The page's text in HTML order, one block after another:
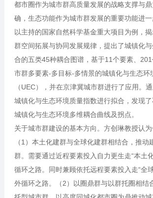
都市圈作为城市群高质量发展的战略支撑与
确，生态功能作为城市群发展的重要功能进
以主持的国家自然科学基金重大项目为例，
群空间拓展与协同发展规律，提出了城镇化
合的五类45种耦合图谱，基于11个要素、
市群多要素-多目标-多情景的城镇化与生态环
（UEC），并在京津冀城市群进行了应用。
城镇化与生态环境质量指数进行拟合，发现
城镇化与生态环境多维耦合曲线及拐点。
关于城市群建设的基本方向。方创琳教授认为
（1）本土化建群与全球化建群相结合，推动
群。需要通过近程要素投入自力更生走“本土
循环之路。同时兼顾依托远程要素投入走“全
外循环之路。（2）以圈鼎群与以群托圈相结